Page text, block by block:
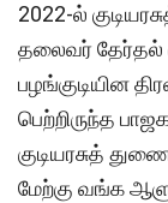
2022-ல்
தலைவர் தேர்தல்
பழங்குடியின
பெற்றிருந்த
குடியரசுத்
மேற்கு வங்க